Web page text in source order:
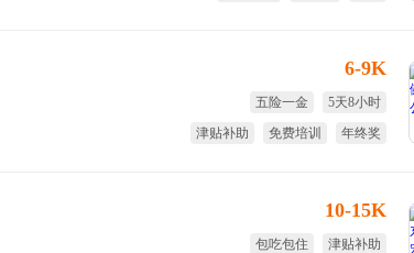
6-9K
五险一金
5天8小时
津贴补助
免费培训
年终奖
10-15K
包吃包住
津贴补助